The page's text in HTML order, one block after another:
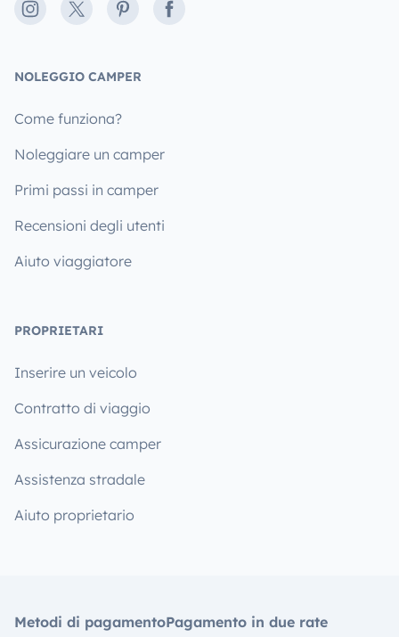
Instagram
X PinterestFacebook
NOLEGGIO CAMPER
Come funziona?
Noleggiare un camper
Primi passi in camper
Recensioni degli utenti
Aiuto viaggiatore
PROPRIETARI
Inserire un veicolo
Contratto di viaggio
Assicurazione camper
Assistenza stradale
Aiuto proprietario
Metodi di pagamentoPagamento in due rate